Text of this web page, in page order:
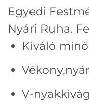
Egyedi
Nyári Ruha.
Kiváló
V-